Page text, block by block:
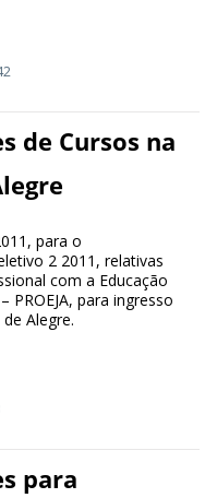
de Cursos na
para o
2 2011, relativas
com a Educação
PROEJA, para ingresso
Alegre.
para